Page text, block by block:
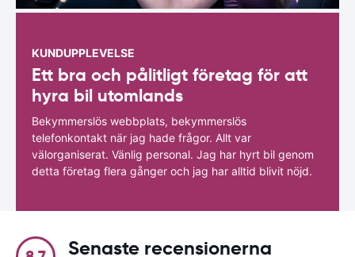
KUNDUPPLEVELSE
Ett bra och pålitligt företag för att
hyra bil utomlands
Bekymmerslös webbplats, bekymmerslös
telefonkontakt när jag hade frågor. Allt var
välorganiserat. Vänlig personal. Jag har hyrt bil genom
detta företag flera gånger och jag har alltid blivit nöjd.
Senaste recensionerna